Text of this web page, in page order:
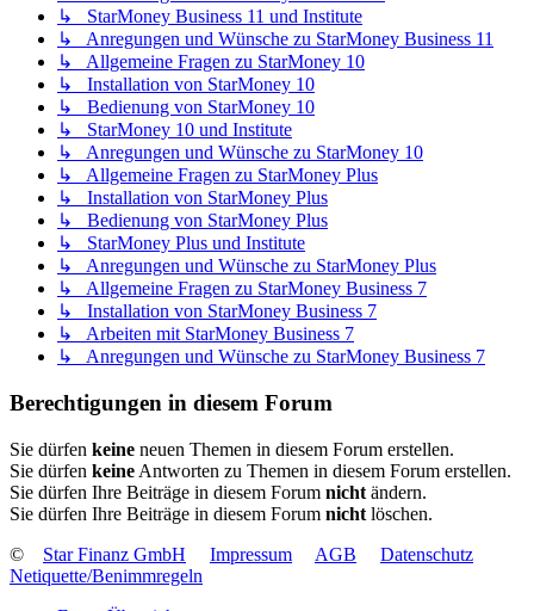
↳ StarMoney Business 11 und Institute
↳ Anregungen und Wünsche zu StarMoney Business 11
↳ Allgemeine Fragen zu StarMoney 10
↳ Installation von StarMoney 10
↳ Bedienung von StarMoney 10
↳ StarMoney 10 und Institute
↳ Anregungen und Wünsche zu StarMoney 10
↳ Allgemeine Fragen zu StarMoney Plus
↳ Installation von StarMoney Plus
↳ Bedienung von StarMoney Plus
↳ StarMoney Plus und Institute
↳ Anregungen und Wünsche zu StarMoney Plus
↳ Allgemeine Fragen zu StarMoney Business 7
↳ Installation von StarMoney Business 7
↳ Arbeiten mit StarMoney Business 7
↳ Anregungen und Wünsche zu StarMoney Business 7
Berechtigungen in diesem Forum
Sie dürfen keine neuen Themen in diesem Forum erstellen.
Sie dürfen keine Antworten zu Themen in diesem Forum erstellen.
Sie dürfen Ihre Beiträge in diesem Forum nicht ändern.
Sie dürfen Ihre Beiträge in diesem Forum nicht löschen.
©
Star Finanz GmbH Impressum AGB
Datenschutz
Netiquette/Benimmregeln